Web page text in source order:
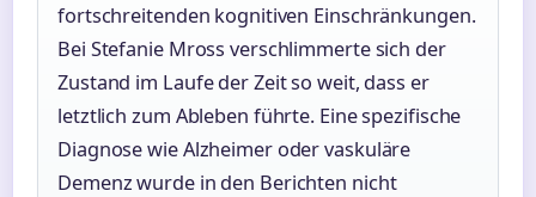
fortschreitenden kognitiven Einschränkungen.
Bei Stefanie Mross verschlimmerte sich der
Zustand im Laufe der Zeit so weit, dass er
letztlich zum Ableben führte. Eine spezifische
Diagnose wie Alzheimer oder vaskuläre
Demenz wurde in den Berichten nicht